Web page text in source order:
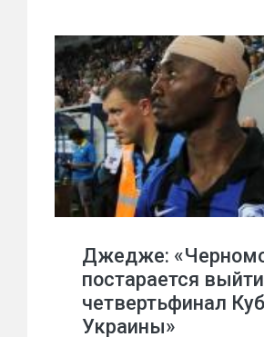
Джедже:
постарается
четвертьфинал
Украины»